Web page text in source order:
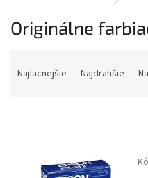
Originálne
Najlacnejšie Najdrahšie